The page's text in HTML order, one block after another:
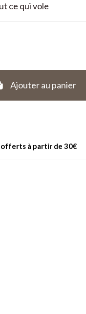
ce qui vole
Ajouter au panier
à partir de 30€